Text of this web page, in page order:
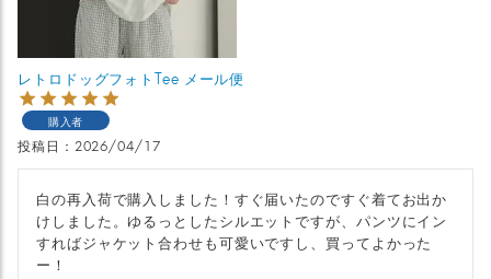
レトロドッグフォトTee メール便
購入者
投稿日 2026/04/17
白の再入荷で購入しました！すぐ届いたのですぐ着てお出か
けしました。ゆるっとしたシルエットですが、パンツにイン
すればジャケット合わせも可愛いですし、買ってよかった
ー！